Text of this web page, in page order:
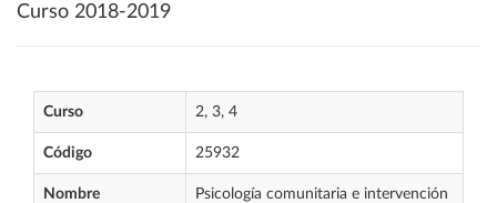
Curso 2018-2019
Curso 2, 3, 4
Código 25932
Nombre
Psicología comunitaria e intervención